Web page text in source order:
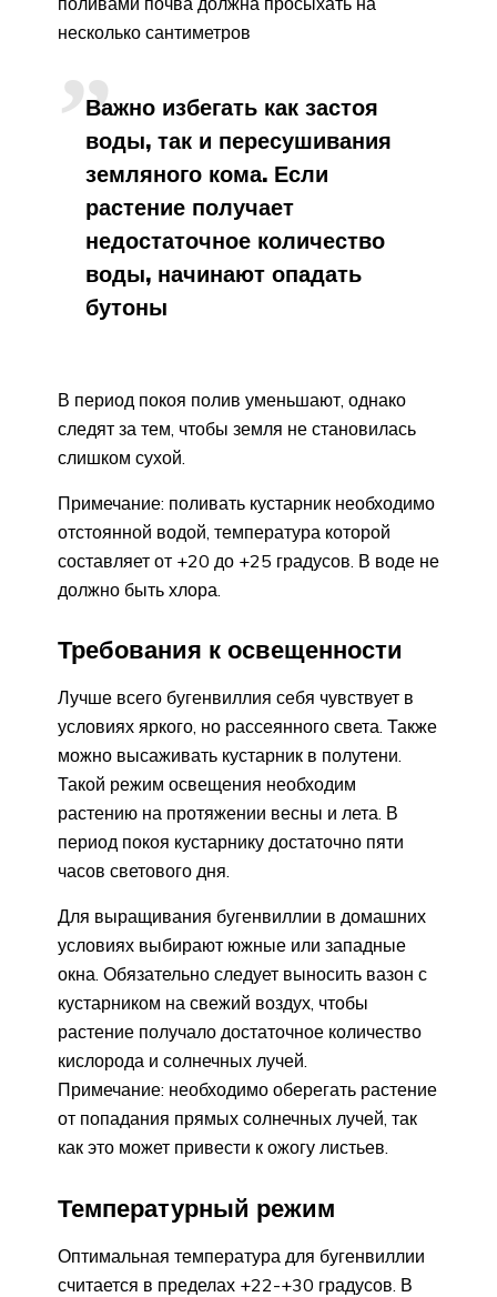
несколько сантиметров
Важно избегать как застоя
воды, так и пересушивания
земляного кома. Если
растение получает
недостаточное количество
воды, начинают опадать
бутоны
В период покоя полив уменьшают, однако
следят за тем, чтобы земля не становилась
слишком сухой.
Примечание: поливать кустарник необходимо
отстоянной водой, температура которой
составляет от +20 до +25 градусов. В воде не
должно быть хлора.
Требования к освещенности
Лучше всего бугенвиллия себя чувствует в
условиях яркого, но рассеянного света. Также
можно высаживать кустарник в полутени.
Такой режим освещения необходим
растению на протяжении весны и лета. В
период покоя кустарнику достаточно пяти
часов светового дня.
Для выращивания бугенвиллии в домашних
условиях выбирают южные или западные
окна. Обязательно следует выносить вазон с
кустарником на свежий воздух, чтобы
растение получало достаточное количество
кислорода и солнечных лучей.
Примечание: необходимо оберегать растение
от попадания прямых солнечных лучей, так
как это может привести к ожогу листьев.
Температурный режим
Оптимальная температура для бугенвиллии
считается в пределах +22-+30 градусов. В